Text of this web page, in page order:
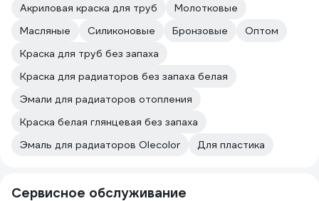
Акриловая краска для труб
Молотковые
Масляные
Силиконовые Бронзовые
Оптом
Краска для труб без запаха
Краска для радиаторов без запаха белая
Эмали для радиаторов отопления
Краска белая глянцевая без запаха
Эмаль для радиаторов Olecolor
Для пластика
Сервисное обслуживание